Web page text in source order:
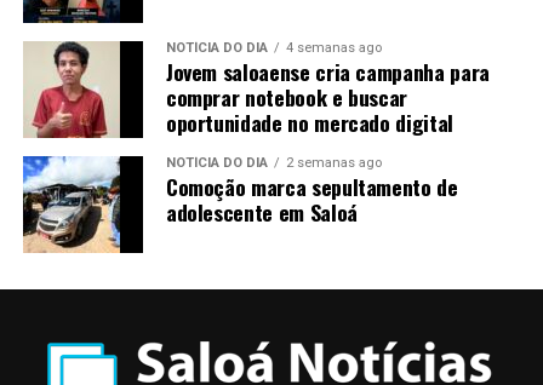
NOTÍCIA DO DIA 4 semanas ago
Jovem saloaense cria campanha para
comprar notebook e buscar
oportunidade no mercado digital
NOTÍCIA DO DIA 2 semanas ago
Comoção marca sepultamento de
adolescente em Saloá